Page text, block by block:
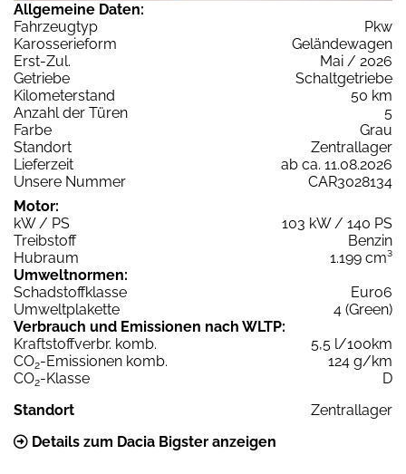
Allgemeine Daten:
Fahrzeugtyp
Pkw
Karosserieform
Geländewagen
Erst-Zul.
Mai / 2026
Getriebe
Schaltgetriebe
Kilometerstand
50 km
Anzahl der Türen
5
Farbe
Grau
Standort
Zentrallager
Lieferzeit
ab ca. 11.08.2026
Unsere Nummer
CAR3028134
Motor:
kW / PS
103 kW / 140 PS
Treibstoff
Benzin
Hubraum
1.199 cm³
Umweltnormen:
Schadstoffklasse
Euro6
Umweltplakette
4 (Green)
Verbrauch und Emissionen nach WLTP:
Kraftstoffverbr. komb.
5,5 l/100km
CO2-Emissionen komb.
124 g/km
CO2-Klasse
D
Standort
Zentrallager
Details zum Dacia Bigster anzeigen